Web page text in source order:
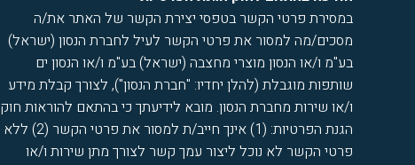
במסירת פרטי הקשר בטפסי יצירת הקשר של האתר את/ה
מסכים/מה למסור את פרטי הקשר לעיל לחברת הנסון (ישראל)
בע"מ ו/או הנסון מוצרי מחצבה (ישראל) בע"מ ו/או הנסון ים
שותפות מוגבלת (להלן יחדיו: "חברת הנסון"), לצורך קבלת מידע
ו/או שירות מחברת הנסון. מובא לידיעתך כי בהתאם להוראות חוק
הגנת הפרטיות: (1) אינך חייב/ת למסור את פרטי הקשר (2) ללא
פרטי הקשר לא נוכל ליצור עמך קשר לצורך מתן שירות ו/או